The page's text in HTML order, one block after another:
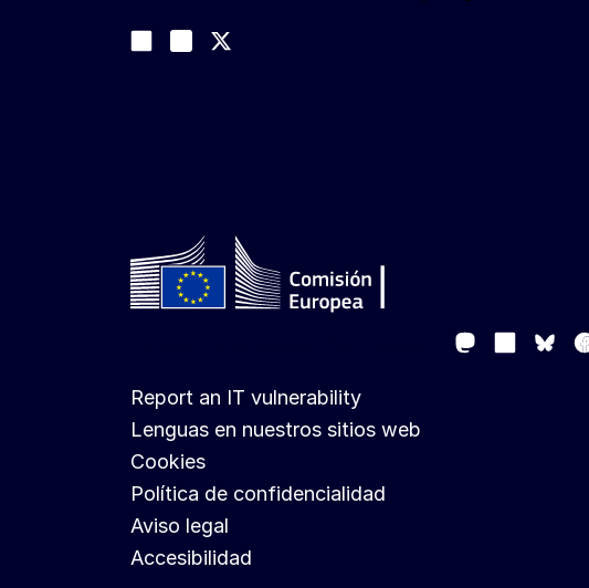
Join us on LinkedIn
Trade-Off podcast
MastodonLinkedIn
Bluesky
Report an IT vulnerability
Lenguas en nuestros sitios web
Cookies
Política de confidencialidad
Aviso legal
Accesibilidad